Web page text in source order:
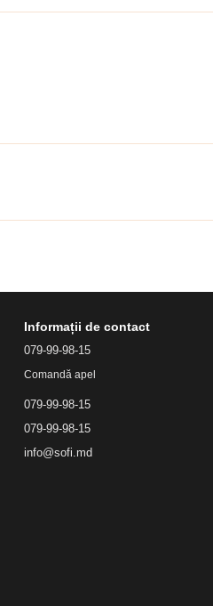
Informații de contact
079-99-98-15
Comandă apel
079-99-98-15
079-99-98-15
info@sofi.md